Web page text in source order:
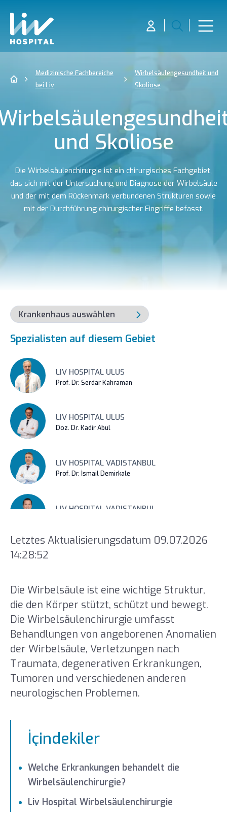
Medizinische Fachbereiche
bei Liv
Wirbelsäulengesundheit und
Skoliose
und Skoliose
Die Wirbelsäulenchirurgie ist ein chirurgisches Fachgebiet,
das sich mit der Untersuchung und Diagnose der Wirbelsäule
und der mit dem Rückenmark verbundenen Strukturen sowie
mit der Durchführung chirurgischer Eingriffe befasst.
Spezialisten auf diesem Gebiet
LIV HOSPITAL ULUS
Prof. Dr. Serdar Kahraman
LIV HOSPITAL ULUS
Doz. Dr. Kadir Abul
LIV HOSPITAL VADISTANBUL
Prof. Dr. İsmail Demirkale
LIV HOSPITAL VADISTANBUL
Letztes Aktualisierungsdatum 09.07.2026
14:28:52
Die Wirbelsäule ist eine wichtige Struktur,
die den Körper stützt, schützt und bewegt.
Die Wirbelsäulenchirurgie umfasst
Behandlungen von angeborenen Anomalien
der Wirbelsäule, Verletzungen nach
Traumata, degenerativen Erkrankungen,
Tumoren und verschiedenen anderen
neurologischen Problemen.
İçindekiler
Welche Erkrankungen behandelt die
Wirbelsäulenchirurgie?
Liv Hospital Wirbelsäulenchirurgie